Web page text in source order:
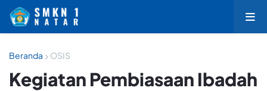
Beranda OSIS
Kegiatan Pembiasaan Ibadah